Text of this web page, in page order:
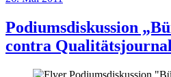
Podiumsdiskussion
contra